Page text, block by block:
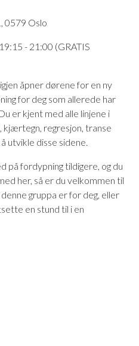
0579 Oslo
- 21:00 (GRATIS
åpner dørene for en ny
for deg som allerede har
er kjent med alle linjene i
kjærtegn, regresjon, transe
utvikle disse sidene.
på fordypning tildigere, og du
her, så er du velkommen til
gruppa er for deg, eller
en stund til i en